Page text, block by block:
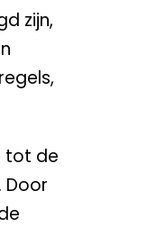
zijn,
tot de